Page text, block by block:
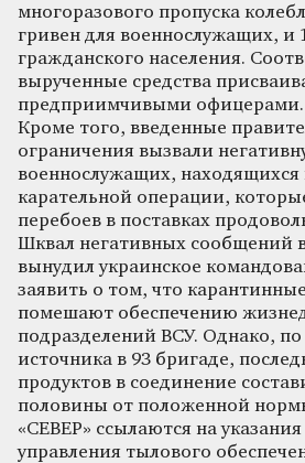
многоразового пропуска
гривен для военнослужащих, и
гражданского населения.
вырученные средства
предприимчивыми офицерами.
Кроме того, введенные
ограничения вызвали
военнослужащих, находящихся
карательной операции,
перебоев в поставках
Шквал негативных сообщений
вынудил украинское
заявить о том, что
помешают обеспечению
подразделений ВСУ. Однако,
источника в 93 бригаде,
продуктов в соединение
половины от положенной
«СЕВЕР» ссылаются на указания
управления тылового